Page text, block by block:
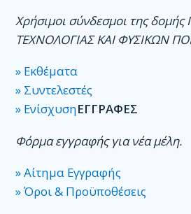
Χρήσιμοι σύνδεσμοι της δομής
ΤΕΧΝΟΛΟΓΙΑΣ ΚΑΙ ΦΥΣΙΚΩΝ
» Εκθέματα
» Συντελεστές
» ΕνίσχυσηΕΓΓΡΑΦΕΣ
Φόρμα εγγραφής για νέα μέλη.
» Αίτημα Εγγραφής
» Όροι & Προϋποθέσεις